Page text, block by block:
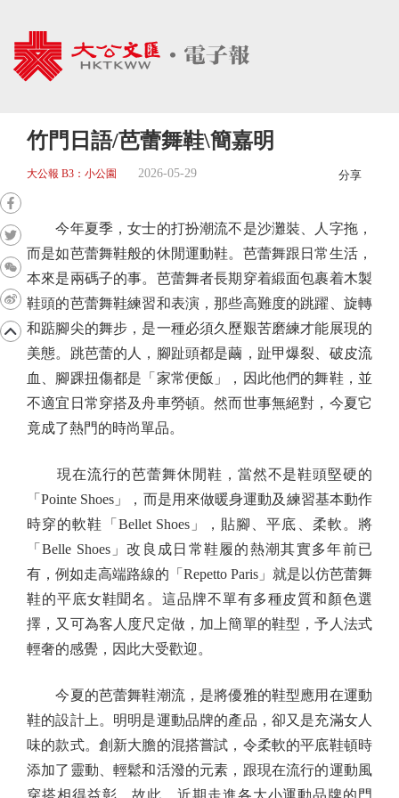
竹門日語/芭蕾舞鞋\簡嘉明
大公報 B3：小公園 2026-05-29 分享
今年夏季，女士的打扮潮流不是沙灘裝、人字拖，
而是如芭蕾舞鞋般的休閒運動鞋。芭蕾舞跟日常生活，
本來是兩碼子的事。芭蕾舞者長期穿着緞面包裹着木製
鞋頭的芭蕾舞鞋練習和表演，那些高難度的跳躍、旋轉
和踮腳尖的舞步，是一種必須久歷艱苦磨練才能展現的
美態。跳芭蕾的人，腳趾頭都是繭，趾甲爆裂、破皮流
血、腳踝扭傷都是「家常便飯」，因此他們的舞鞋，並
不適宜日常穿搭及舟車勞頓。然而世事無絕對，今夏它
竟成了熱門的時尚單品。
現在流行的芭蕾舞休閒鞋，當然不是鞋頭堅硬的
「Pointe Shoes」，而是用來做暖身運動及練習基本動作
時穿的軟鞋「Bellet Shoes」，貼腳、平底、柔軟。將
「Belle Shoes」改良成日常鞋履的熱潮其實多年前已
有，例如走高端路線的「Repetto Paris」就是以仿芭蕾舞
鞋的平底女鞋聞名。這品牌不單有多種皮質和顏色選
擇，又可為客人度尺定做，加上簡單的鞋型，予人法式
輕奢的感覺，因此大受歡迎。
今夏的芭蕾舞鞋潮流，是將優雅的鞋型應用在運動
鞋的設計上。明明是運動品牌的產品，卻又是充滿女人
味的款式。創新大膽的混搭嘗試，令柔軟的平底鞋頓時
添加了靈動、輕鬆和活潑的元素，跟現在流行的運動風